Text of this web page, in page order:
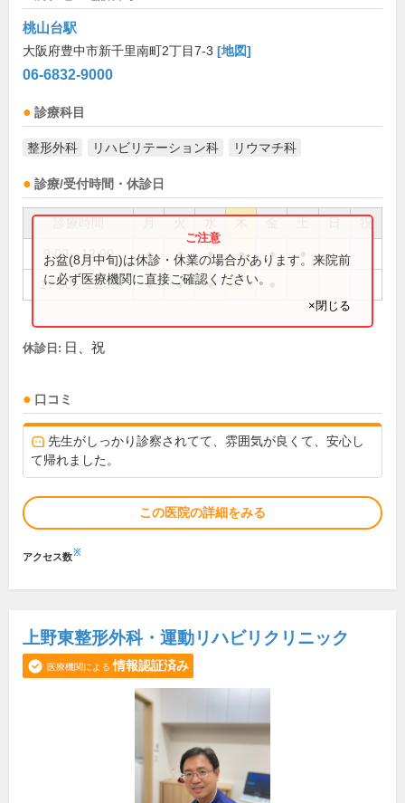
桃山台駅
大阪府豊中市新千里南町2丁目7-3 [地図]
06-6832-9000
診療科目
整形外科 リハビリテーション科 リウマチ科
診療/受付時間・休診日
祝
9:00～12:00 ● ● ● ● ●
17:00～19:30 ● ● ●
お盆(8月中旬)は休診・休業の場合があります。来院前
に必ず医療機関に直接ご確認ください。
×閉じる
休診日: 日、祝
口コミ
先生がしっかり診察されてて、雰囲気が良くて、安心し
て帰れました。
この医院の詳細をみる
アクセス数※
上野東整形外科・運動リハビリクリニック
医療機関による 情報認証済み